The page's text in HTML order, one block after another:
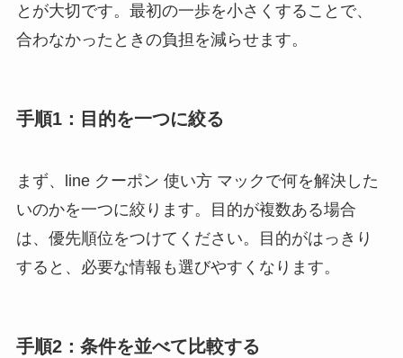
とが大切です。最初の一歩を小さくすることで、
合わなかったときの負担を減らせます。
手順1：目的を一つに絞る
まず、line クーポン 使い方 マックで何を解決した
いのかを一つに絞ります。目的が複数ある場合
は、優先順位をつけてください。目的がはっきり
すると、必要な情報も選びやすくなります。
手順2：条件を並べて比較する